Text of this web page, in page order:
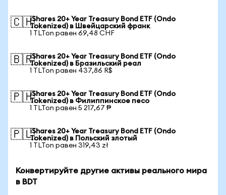
🇨🇭iShares 20+ Year Treasury Bond ETF (Ondo
Tokenized) в Швейцарский франк
1 TLTon равен 69,48 CHF
🇧🇷iShares 20+ Year Treasury Bond ETF (Ondo
Tokenized) в Бразильский реал
1 TLTon равен 437,86 R$
🇵🇭iShares 20+ Year Treasury Bond ETF (Ondo
Tokenized) в Филиппинское песо
1 TLTon равен 5 217,67 ₱
🇵🇱iShares 20+ Year Treasury Bond ETF (Ondo
Tokenized) в Польский злотый
1 TLTon равен 319,43 zł
Конвертируйте другие активы реального мира
в BDT